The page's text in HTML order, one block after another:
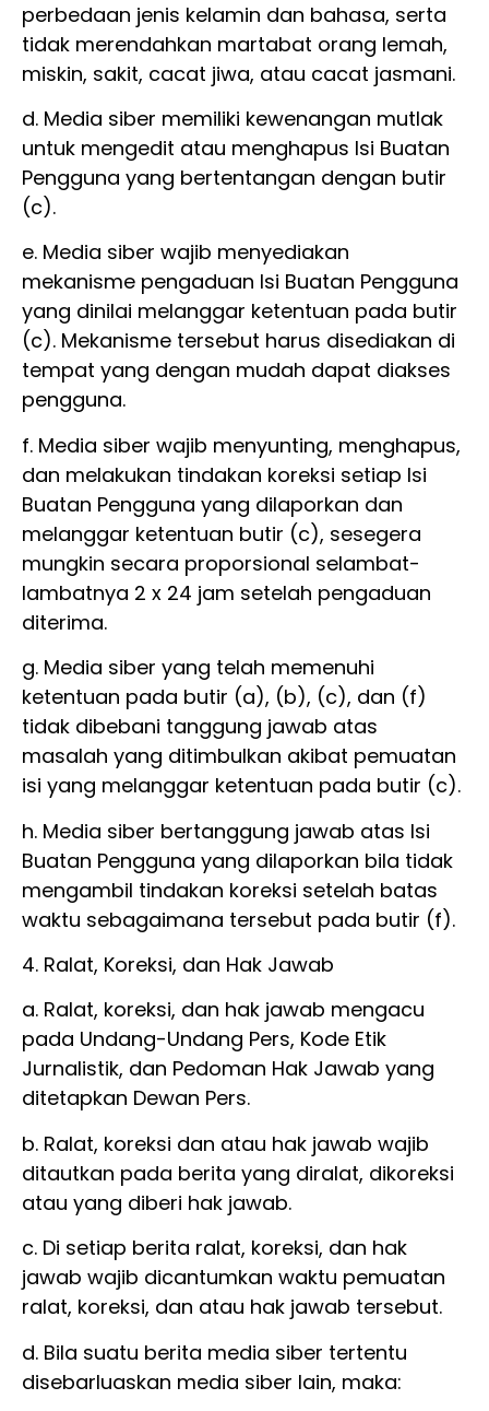
perbedaan jenis kelamin dan bahasa, serta
tidak merendahkan martabat orang lemah,
miskin, sakit, cacat jiwa, atau cacat jasmani.
d. Media siber memiliki kewenangan mutlak
untuk mengedit atau menghapus Isi Buatan
Pengguna yang bertentangan dengan butir
(c).
e. Media siber wajib menyediakan
mekanisme pengaduan Isi Buatan Pengguna
yang dinilai melanggar ketentuan pada butir
(c). Mekanisme tersebut harus disediakan di
tempat yang dengan mudah dapat diakses
pengguna.
f. Media siber wajib menyunting, menghapus,
dan melakukan tindakan koreksi setiap Isi
Buatan Pengguna yang dilaporkan dan
melanggar ketentuan butir (c), sesegera
mungkin secara proporsional selambat-
lambatnya 2 x 24 jam setelah pengaduan
diterima.
g. Media siber yang telah memenuhi
ketentuan pada butir (a), (b), (c), dan (f)
tidak dibebani tanggung jawab atas
masalah yang ditimbulkan akibat pemuatan
isi yang melanggar ketentuan pada butir (c).
h. Media siber bertanggung jawab atas Isi
Buatan Pengguna yang dilaporkan bila tidak
mengambil tindakan koreksi setelah batas
waktu sebagaimana tersebut pada butir (f).
4. Ralat, Koreksi, dan Hak Jawab
a. Ralat, koreksi, dan hak jawab mengacu
pada Undang-Undang Pers, Kode Etik
Jurnalistik, dan Pedoman Hak Jawab yang
ditetapkan Dewan Pers.
b. Ralat, koreksi dan atau hak jawab wajib
ditautkan pada berita yang diralat, dikoreksi
atau yang diberi hak jawab.
c. Di setiap berita ralat, koreksi, dan hak
jawab wajib dicantumkan waktu pemuatan
ralat, koreksi, dan atau hak jawab tersebut.
d. Bila suatu berita media siber tertentu
disebarluaskan media siber lain, maka: